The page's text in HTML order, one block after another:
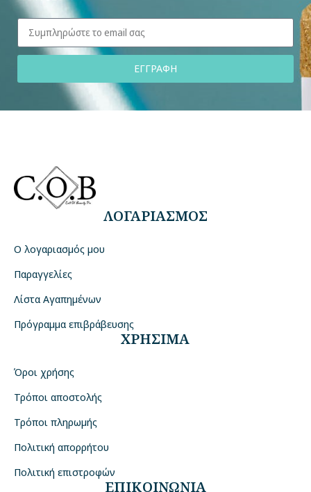
ΕΓΓΡΑΦΗ
ΛΟΓΑΡΙΑΣΜΟΣ
Ο λογαριασμός μου
Παραγγελίες
Λίστα Αγαπημένων
Πρόγραμμα επιβράβευσης
ΧΡΗΣΙΜΑ
Όροι χρήσης
Τρόποι αποστολής
Τρόποι πληρωμής
Πολιτική απορρήτου
Πολιτική επιστροφών
ΕΠΙΚΟΙΝΩΝΙΑ